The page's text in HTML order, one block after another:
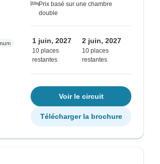
Prix basé sur une chambre
double
1 juin, 2027
10 places
restantes
2 juin, 2027
10 places
restantes
Voir le circuit
Télécharger la brochure